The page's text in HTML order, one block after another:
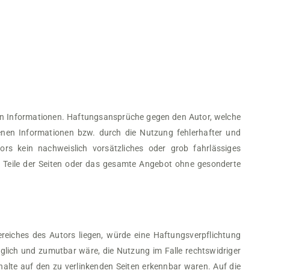
Haftungsansprüche gegen den Autor, welche
Informationen bzw. durch die Nutzung fehlerhafter und
kein nachweislich vorsätzliches oder grob fahrlässiges
der Seiten oder das gesamte Angebot ohne gesonderte
des Autors liegen, würde eine Haftungsverpflichtung
und zumutbar wäre, die Nutzung im Falle rechtswidriger
auf den zu verlinkenden Seiten erkennbar waren. Auf die